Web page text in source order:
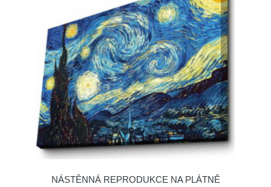
NÁSTĚNNÁ REPRODUKCE NA PLÁTNĚ